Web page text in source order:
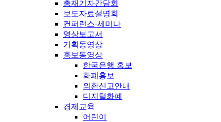
총재기자간담회
보도자료설명회
컨퍼런스·세미나
영상보고서
기획동영상
홍보동영상
한국은행 홍보
화폐홍보
외환신고안내
디지털화폐
경제교육
어린이